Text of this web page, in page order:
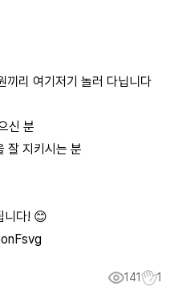
끼리 여기저기 놀러 다닙니다
신 분
잘 지키시는 분
니다! 😊
141 1